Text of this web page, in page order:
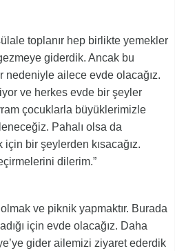
toplanır hep birlikte yemekler
giderdik. Ancak bu
nedeniyle ailece evde olacağız.
ve herkes evde bir şeyler
çocuklarla büyüklerimizle
Pahalı olsa da
için bir şeylerden kısacağız.
dilerim.”
ve piknik yapmaktır. Burada
için evde olacağız. Daha
gider ailemizi ziyaret ederdik